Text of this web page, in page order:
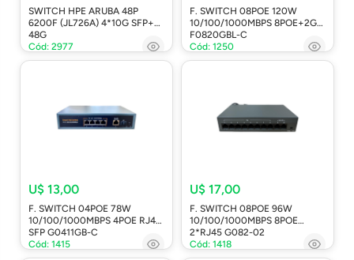
Ferramentas-Tools
SWITCH HPE ARUBA 48P
6200F (JL726A) 4*10G SFP+
48G
Cód: 2977
F. SWITCH 08POE 120W
10/100/1000MBPS 8POE+2GE
F0820GBL-C
Cód: 1250
U$ 13,00
F. SWITCH 04POE 78W
10/100/1000MBPS 4POE RJ45
SFP G0411GB-C
Cód: 1415
U$ 17,00
F. SWITCH 08POE 96W
10/100/1000MBPS 8POE
2*RJ45 G082-02
Cód: 1418